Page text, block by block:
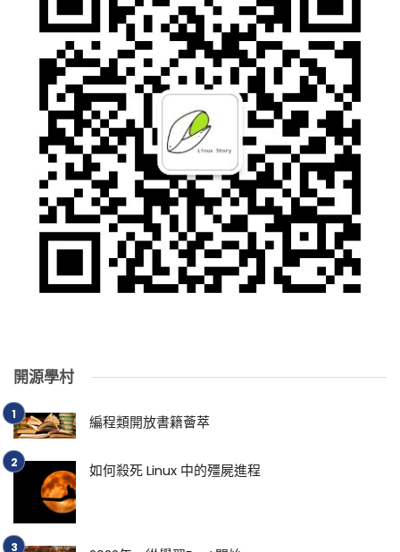
開源學村
編程類開放書籍薈萃
如何殺死 Linux 中的殭屍進程